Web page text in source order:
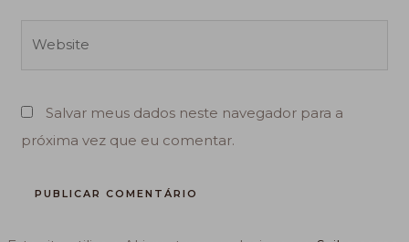
Salvar meus dados neste navegador para a
próxima vez que eu comentar.